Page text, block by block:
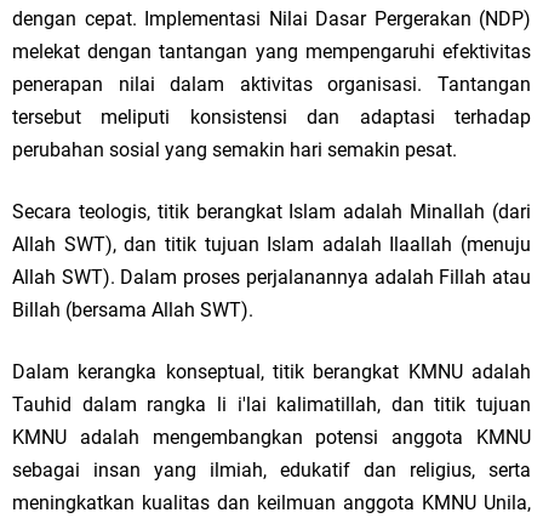
dengan cepat. Implementasi Nilai Dasar Pergerakan (NDP)
melekat dengan tantangan yang mempengaruhi efektivitas
penerapan nilai dalam aktivitas organisasi. Tantangan
tersebut meliputi konsistensi dan adaptasi terhadap
perubahan sosial yang semakin hari semakin pesat.
Secara teologis, titik berangkat Islam adalah Minallah (dari
Allah SWT), dan titik tujuan Islam adalah Ilaallah (menuju
Allah SWT). Dalam proses perjalanannya adalah Fillah atau
Billah (bersama Allah SWT).
Dalam kerangka konseptual, titik berangkat KMNU adalah
Tauhid dalam rangka li i'lai kalimatillah, dan titik tujuan
KMNU adalah mengembangkan potensi anggota KMNU
sebagai insan yang ilmiah, edukatif dan religius, serta
meningkatkan kualitas dan keilmuan anggota KMNU Unila,